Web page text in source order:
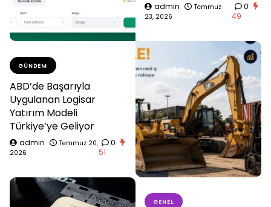
admin
Temmuz
23, 2026
0
49
GÜNDEM
ABD’de Başarıyla
Uygulanan Logisar
Yatırım Modeli
Türkiye’ye Geliyor
admin
Temmuz 20,
2026
0
51
GENEL